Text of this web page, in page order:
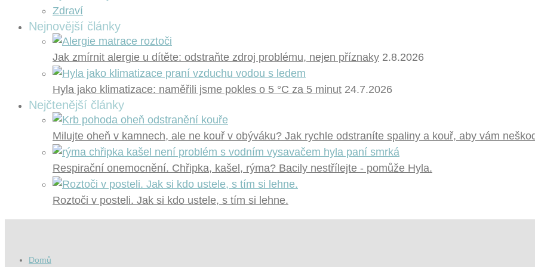
Zdraví
Nejnovější články
Jak zmírnit alergie u dítěte: odstraňte zdroj problému, nejen příznaky 2.8.2026
Hyla jako klimatizace: naměřili jsme pokles o 5 °C za 5 minut 24.7.2026
Nejčtenější články
Milujte oheň v kamnech, ale ne kouř v obýváku? Jak rychle odstraníte spaliny a kouř, aby vám
Respirační onemocnění. Chřipka, kašel, rýma? Bacily nestřílejte - pomůže Hyla.
Roztoči v posteli. Jak si kdo ustele, s tím si lehne.
Domů